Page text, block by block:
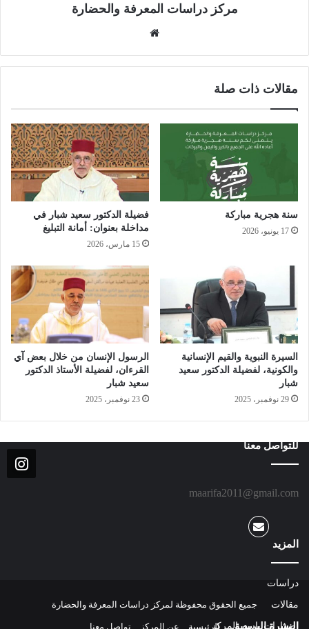
مركز دراسات المعرفة والحضارة
الوي
مقالات ذات صلة
سنة هجرية مباركة
17 يونيو، 2026
فضيلة الدكتور سعيد شبار في
مداخلة بعنوان: أمانة التبليغ
15 مارس، 2026
السيرة النبوية والقيم الإنسانية
والكونية، لفضيلة الدكتور سعيد
شبار
29 نوفمبر، 2025
الرسول الإنسان من خلال بعض آي
القرءان، لفضيلة الأستاذ الدكتور
سعيد شبار
23 نوفمبر، 2025
للتواصل معنا
maarifa2011@gmail.com
المزيد
دراسات
مقالات
إصدارات باسم المركز
النشرة البريدية
جميع الحقوق محفوظة لمركز دراسات المعرفة والحضارة
الرئيسية عن المركز تواصل معنا